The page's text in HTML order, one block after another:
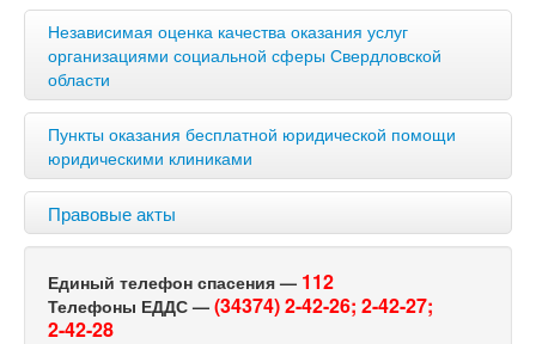
Независимая оценка качества оказания услуг
организациями социальной сферы Свердловской
области
Пункты оказания бесплатной юридической помощи
юридическими клиниками
Правовые акты
Единый телефон спасения — 112
Телефоны ЕДДС — (34374) 2-42-26; 2-42-27;
2-42-28